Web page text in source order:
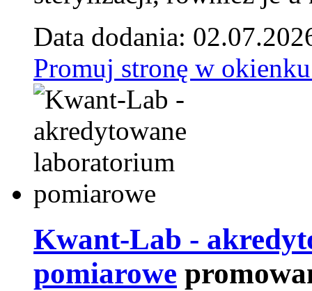
Data dodania:
Promuj stronę w
Kwant-Lab -
pomiarowe